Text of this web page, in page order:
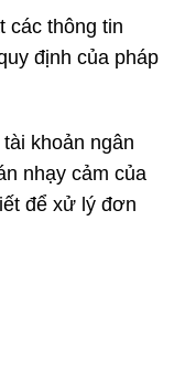
các thông tin
định của pháp
khoản ngân
nhạy cảm của
để xử lý đơn